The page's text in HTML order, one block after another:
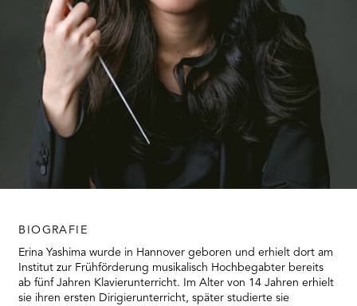
BIOGRAFIE
Erina Yashima wurde in Hannover geboren und erhielt dort am
Institut zur Frühförderung musikalisch Hochbegabter bereits
ab fünf Jahren Klavierunterricht. Im Alter von 14 Jahren erhielt
sie ihren ersten Dirigierunterricht, später studierte sie